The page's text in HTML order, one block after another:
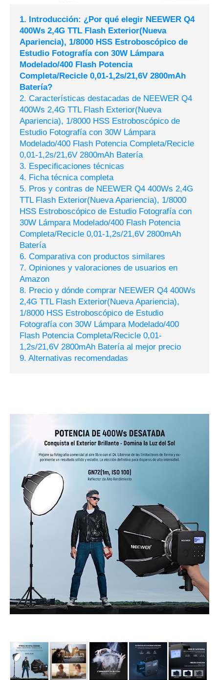
1. Introducción: ¿Por qué elegir NEEWER Q4
400Ws 2,4G TTL Flash Exterior(Nueva
Apariencia), 1/8000 HSS Estroboscópico de
Estudio Fotografía con 30W Lámpara
Modelado/400 Flash Potencia
Completa/Recicle 0,01-1,2s/21,6V 2800mAh
Batería?
2. Características destacadas de NEEWER Q4
400Ws 2,4G TTL Flash Exterior(Nueva
Apariencia), 1/8000 HSS Estroboscópico de
Estudio Fotografía con 30W Lámpara
Modelado/400 Flash Potencia Completa/Recicle
0,01-1,2s/21,6V 2800mAh Batería
3. Especificaciones técnicas
4. Ficha técnica completa
5. Pros y contras de NEEWER Q4 400Ws 2,4G
TTL Flash Exterior(Nueva Apariencia), 1/8000
HSS Estroboscópico de Estudio Fotografía con
30W Lámpara Modelado/400 Flash Potencia
Completa/Recicle 0,01-1,2s/21,6V 2800mAh
Batería
6. Comparativa con productos similares
7. Opiniones y valoraciones de usuarios en
Amazon
8. Precio y dónde comprar NEEWER Q4 400Ws
2,4G TTL Flash Exterior(Nueva Apariencia),
1/8000 HSS Estroboscópico de Estudio
Fotografía con 30W Lámpara Modelado/400
Flash Potencia Completa/Recicle 0,01-
1,2s/21,6V 2800mAh Batería al mejor precio
9. Alternativas recomendadas